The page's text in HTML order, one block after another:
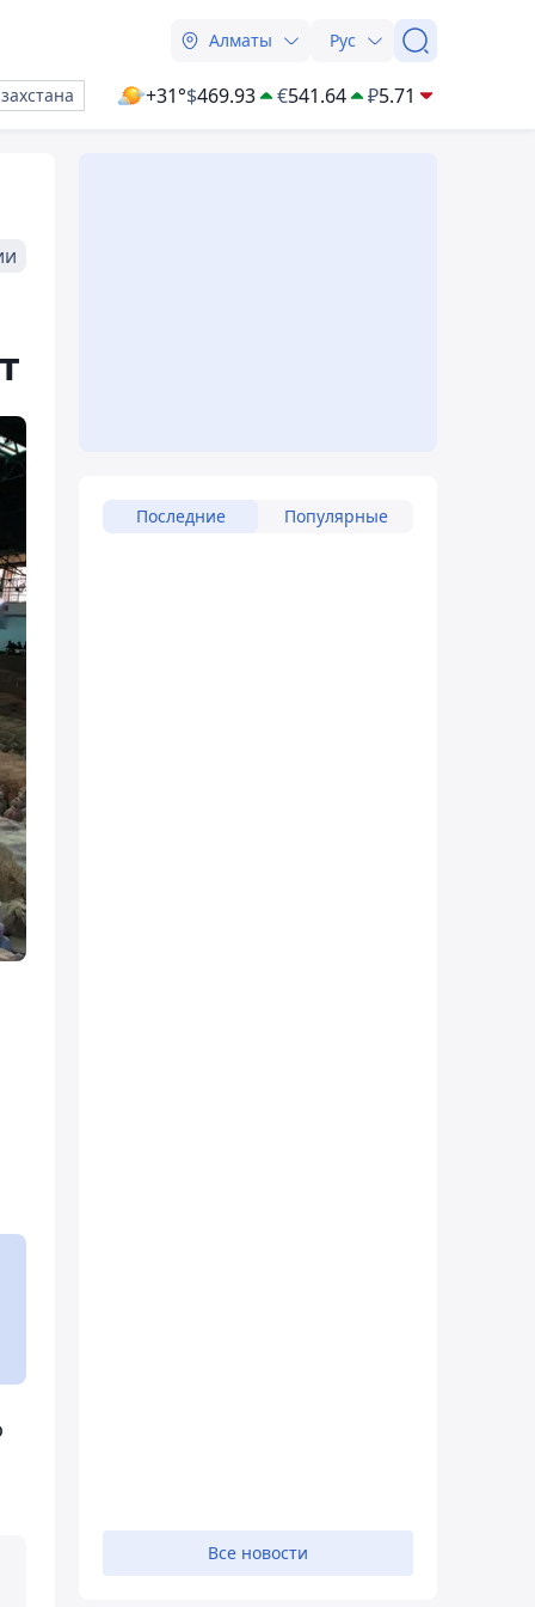
Алматы Рус
+31°$469.93 €541.64 ₽5.71
Последние Популярные
Все новости